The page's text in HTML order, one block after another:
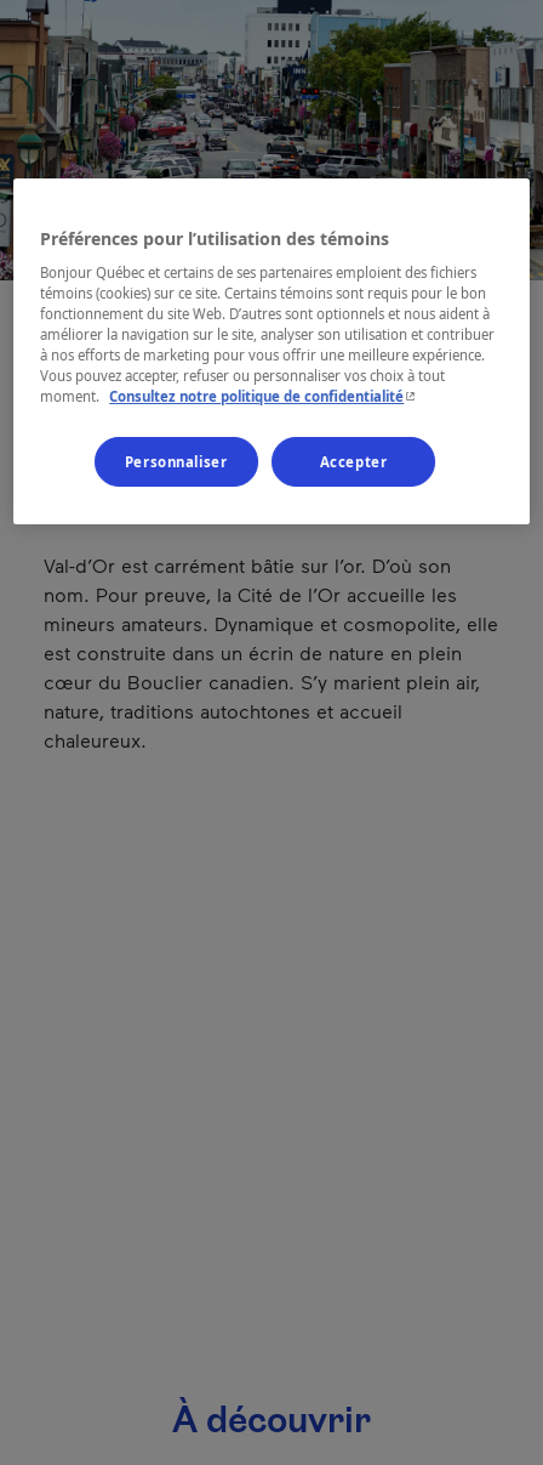
Fondée sur un ancien territoire
de chasse du peuple Anicinabek,
Val-d’Or est née d’une ruée vers
l’or en 1935.
Val-d’Or est carrément bâtie sur l’or. D’où son
nom. Pour preuve, la Cité de l’Or accueille les
mineurs amateurs. Dynamique et cosmopolite, elle
est construite dans un écrin de nature en plein
cœur du Bouclier canadien. S’y marient plein air,
nature, traditions autochtones et accueil
chaleureux.
À découvrir
Préférences pour l’utilisation des témoins
Bonjour Québec et certains de ses partenaires emploient des fichiers
témoins (cookies) sur ce site. Certains témoins sont requis pour le bon
fonctionnement du site Web. D’autres sont optionnels et nous aident à
améliorer la navigation sur le site, analyser son utilisation et contribuer
à nos efforts de marketing pour vous offrir une meilleure expérience.
Vous pouvez accepter, refuser ou personnaliser vos choix à tout
moment.
Consultez notre politique de confidentialité- Cet hyperlien
Personnaliser Accepter